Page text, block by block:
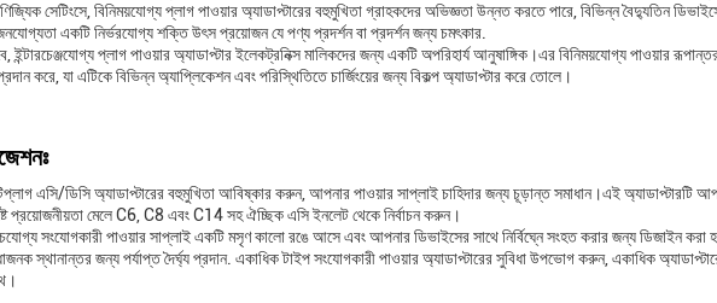
সেটিংসে, বিনিময়যোগ্য প্লাগ পাওয়ার অ্যাডাপ্টারের বহুমুখিতা গ্রাহকদের অভিজ্ঞতা উন্নত করতে পারে, বিভিন্ন বৈদ্যুতিন
একটি নির্ভরযোগ্য শক্তি উৎস প্রয়োজন যে পণ্য প্রদর্শন বা প্রদর্শন জন্য চমৎকার.
ইন্টারচেঞ্জযোগ্য প্লাগ পাওয়ার অ্যাডাপ্টার ইলেকট্রনিক্স মালিকদের জন্য একটি অপরিহার্য আনুষাঙ্গিক।এর বিনিময়যোগ্য পাওয়ার
করে, যা এটিকে বিভিন্ন অ্যাপ্লিকেশন এবং পরিস্থিতিতে চার্জিংয়ের জন্য বিকল্প অ্যাডাপ্টার করে তোলে।
এসি/ডিসি অ্যাডাপ্টারের বহুমুখিতা আবিষ্কার করুন, আপনার পাওয়ার সাপ্লাই চাহিদার জন্য চূড়ান্ত সমাধান।এই অ্যাডাপ্টারটি
প্রয়োজনীয়তা মেলে C6, C8 এবং C14 সহ ঐচ্ছিক এসি ইনলেট থেকে নির্বাচন করুন।
সংযোগকারী পাওয়ার সাপ্লাই একটি মসৃণ কালো রঙে আসে এবং আপনার ডিভাইসের সাথে নির্বিঘ্নে সংহত করার জন্য ডিজাইন
স্থানান্তর জন্য পর্যাপ্ত দৈর্ঘ্য প্রদান. একাধিক টাইপ সংযোগকারী পাওয়ার অ্যাডাপ্টারের সুবিধা উপভোগ করুন, একাধিক